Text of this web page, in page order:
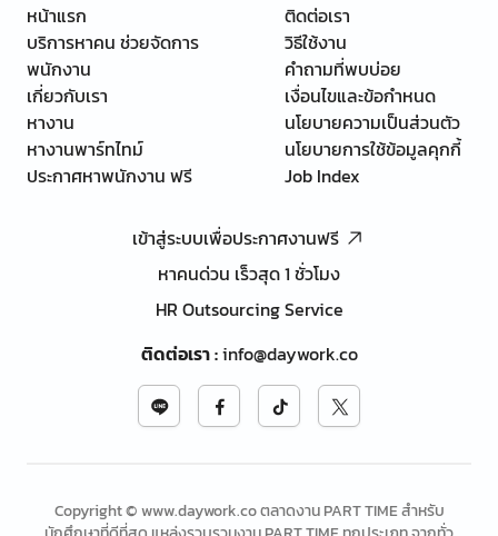
หน้าแรก
บริการหาคน ช่วยจัดการ
พนักงาน
เกี่ยวกับเรา
หางาน
หางานพาร์ทไทม์
ประกาศหาพนักงาน ฟรี
ติดต่อเรา
วิธีใช้งาน
คำถามที่พบบ่อย
เงื่อนไขและข้อกำหนด
นโยบายความเป็นส่วนตัว
นโยบายการใช้ข้อมูลคุกกี้
Job Index
เข้าสู่ระบบเพื่อประกาศงานฟรี
หาคนด่วน เร็วสุด 1 ชั่วโมง
HR Outsourcing Service
ติดต่อเรา:info@daywork.co
Copyright © www.daywork.co ตลาดงาน PART TIME สำหรับ